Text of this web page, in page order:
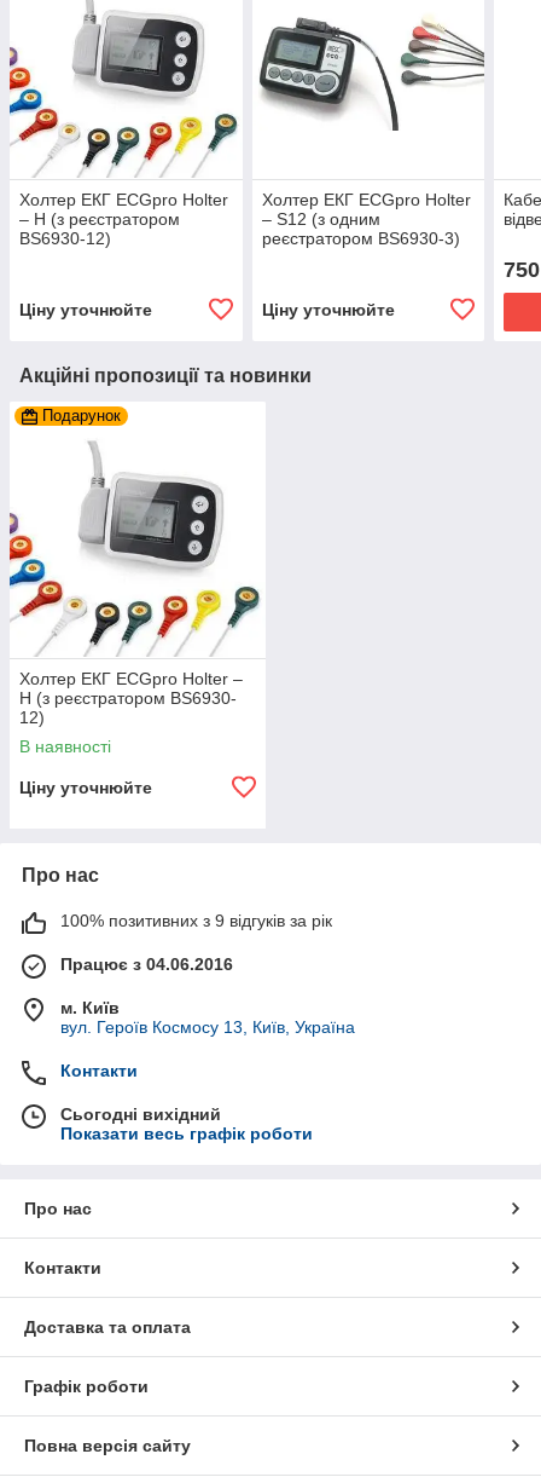
Холтер ЕКГ ECGpro Holter
– H (з реєстратором
BS6930-12)
Ціну уточнюйте
Холтер ЕКГ ECGpro Holter
– S12 (з одним
реєстратором BS6930-3)
Ціну уточнюйте
750
Акційні пропозиції та новинки
Подарунок
Холтер ЕКГ ECGpro Holter –
H (з реєстратором BS6930-
12)
В наявності
Ціну уточнюйте
Про нас
100% позитивних з 9 відгуків за рік
Працює з 04.06.2016
м. Київ
вул. Героїв Космосу 13, Київ, Україна
Контакти
Сьогодні вихідний
Показати весь графік роботи
Про нас
Контакти
Доставка та оплата
Графік роботи
Повна версія сайту